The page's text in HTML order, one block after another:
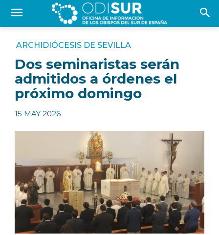
ARCHIDIÓCESIS DE SEVILLA
Dos seminaristas serán
admitidos a órdenes el
próximo domingo
15 MAY 2026